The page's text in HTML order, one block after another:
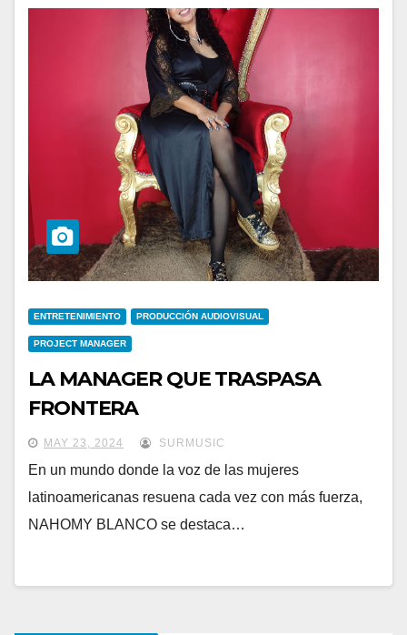
ENTRETENIMIENTO PRODUCCIÓN AUDIOVISUAL
PROJECT MANAGER
LA MANAGER QUE TRASPASA
FRONTERA
MAY 23, 2024 SURMUSIC
En un mundo donde la voz de las mujeres
latinoamericanas resuena cada vez con más fuerza,
NAHOMY BLANCO se destaca…